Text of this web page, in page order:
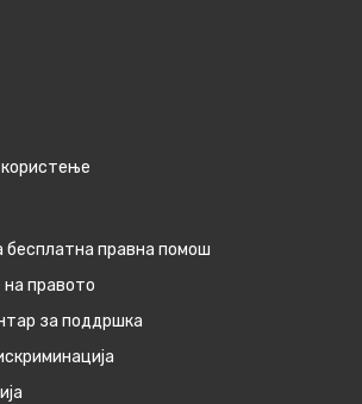
бесплатна правна помош
правото
за поддршка